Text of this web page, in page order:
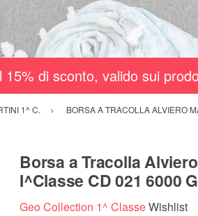
di sconto, valido sui
1^ C. BORSA A TRACOLLA ALVIERO
Borsa a Tracolla
I^Classe CD 021 6000
Geo Collection 1^ ClasseWishlist